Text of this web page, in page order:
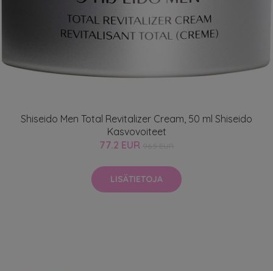
Shiseido Men Total Revitalizer Cream, 50 ml Shiseido
Kasvovoiteet
77.2 EUR
LISÄTIETOJA